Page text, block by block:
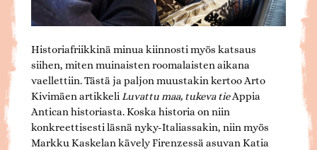
Historiafriikkinä minua kiinnosti myös katsaus
siihen, miten muinaisten roomalaisten aikana
vaellettiin. Tästä ja paljon muustakin kertoo Arto
Kivimäen artikkeli Luvattu maa, tukeva tieAppia
Antican historiasta. Koska historia on niin
konkreettisesti läsnä nyky-Italiassakin, niin myös
Markku Kaskelan kävely Firenzessä asuvan Katia